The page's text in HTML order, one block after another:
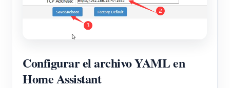
Configurar el archivo YAML en
Home Assistant